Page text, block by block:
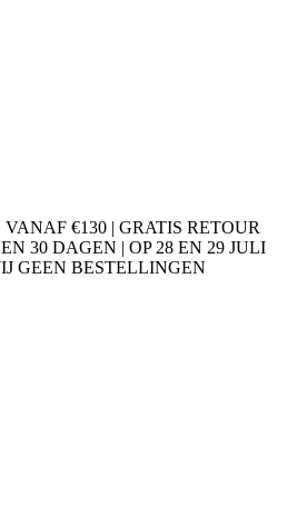
€130 | GRATIS RETOUR
30 DAGEN | OP 28 EN 29 JULI
GEEN BESTELLINGEN